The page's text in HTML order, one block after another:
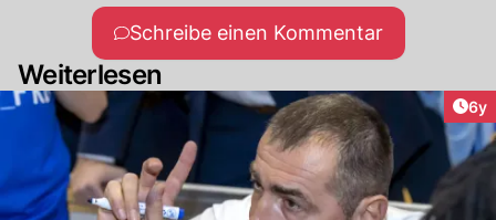
Schreibe einen Kommentar
Weiterlesen
6y